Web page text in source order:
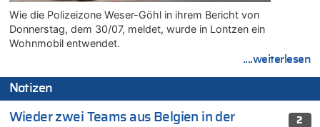
Wie die Polizeizone Weser-Göhl in ihrem Bericht von
Donnerstag, dem 30/07, meldet, wurde in Lontzen ein
Wohnmobil entwendet.
....weiterlesen
Notizen
2
Wieder zwei Teams aus Belgien in der